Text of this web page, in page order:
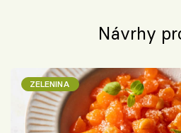
Návrhy
ZELENINA